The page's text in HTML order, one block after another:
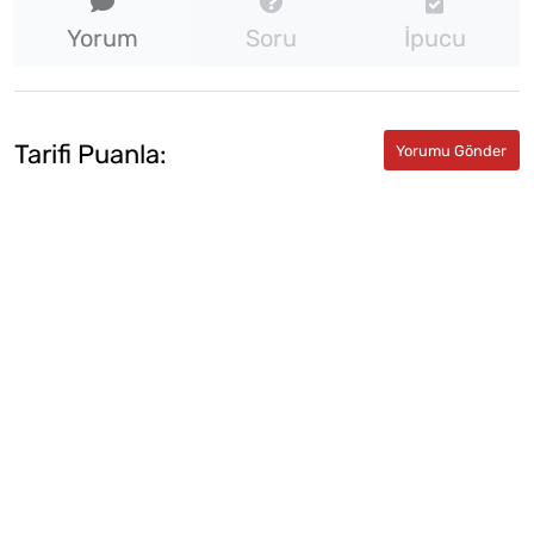
Yorum Soru İpucu
Tarifi Puanla: